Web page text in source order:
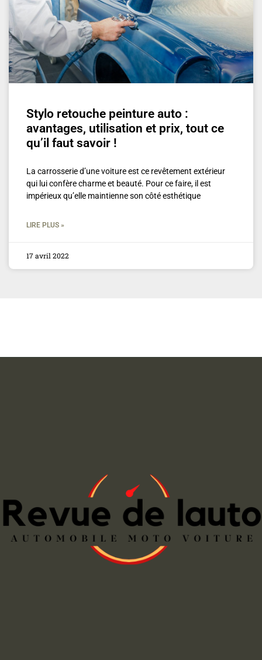
Stylo retouche peinture auto :
avantages, utilisation et prix, tout ce
qu’il faut savoir !
La carrosserie d’une voiture est ce revêtement extérieur
qui lui confère charme et beauté. Pour ce faire, il est
impérieux qu’elle maintienne son côté esthétique
LIRE PLUS »
17 avril 2022